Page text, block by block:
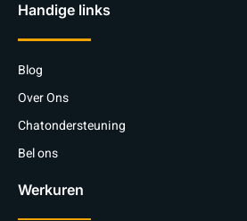
Handige links
Blog
Over Ons
Chatondersteuning
Bel ons
Werkuren